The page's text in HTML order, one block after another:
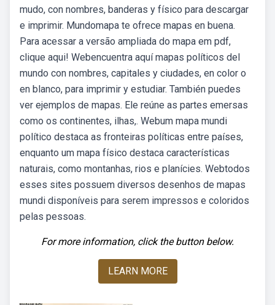
mudo, con nombres, banderas y físico para descargar
e imprimir. Mundomapa te ofrece mapas en buena.
Para acessar a versão ampliada do mapa em pdf,
clique aqui! Webencuentra aquí mapas políticos del
mundo con nombres, capitales y ciudades, en color o
en blanco, para imprimir y estudiar. También puedes
ver ejemplos de mapas. Ele reúne as partes emersas
como os continentes, ilhas,. Webum mapa mundi
político destaca as fronteiras políticas entre países,
enquanto um mapa físico destaca características
naturais, como montanhas, rios e planícies. Webtodos
esses sites possuem diversos desenhos de mapas
mundi disponíveis para serem impressos e coloridos
pelas pessoas.
For more information, click the button below.
LEARN MORE